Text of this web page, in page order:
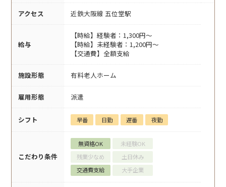
アクセス 近鉄大阪線 五位堂駅
給与
【時給】経験者：1,300円～
【時給】未経験者：1,200円～
【交通費】全額支給
施設形態 有料老人ホーム
雇用形態 派遣
シフト 早番 日勤 遅番 夜勤
こだわり条件
無資格OK
未経験OK
残業少なめ
土日休み
交通費支給
大手企業